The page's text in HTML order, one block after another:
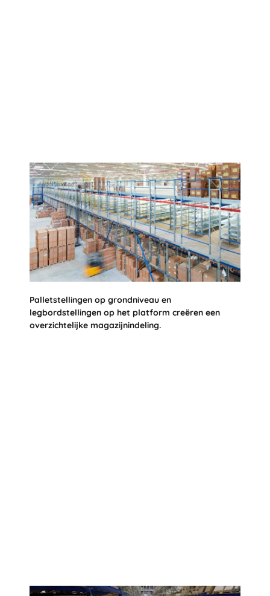
Palletstellingen op grondniveau en
legbordstellingen op het platform creëren een
overzichtelijke magazijnindeling.